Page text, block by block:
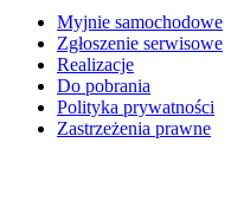
Myjnie samochodowe
Zgłoszenie serwisowe
Realizacje
Do pobrania
Polityka prywatności
Zastrzeżenia prawne